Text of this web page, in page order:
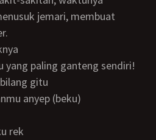
jemari, membuat
yang paling ganteng sendiri!
bilang gitu
anyep (beku)
rek